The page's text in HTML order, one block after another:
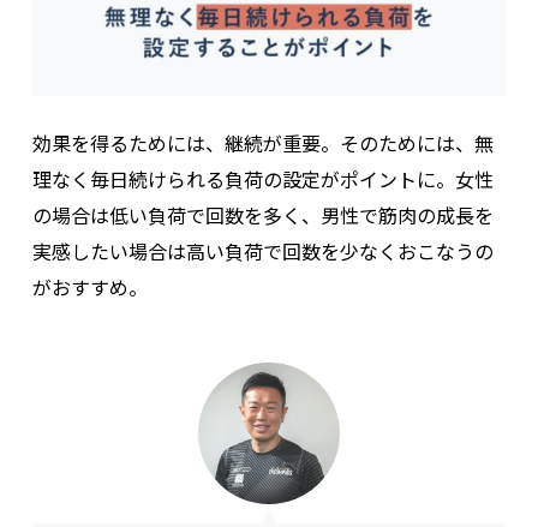
効果を得るためには、継続が重要。そのためには、無
理なく毎日続けられる負荷の設定がポイントに。女性
の場合は低い負荷で回数を多く、男性で筋肉の成長を
実感したい場合は高い負荷で回数を少なくおこなうの
がおすすめ。